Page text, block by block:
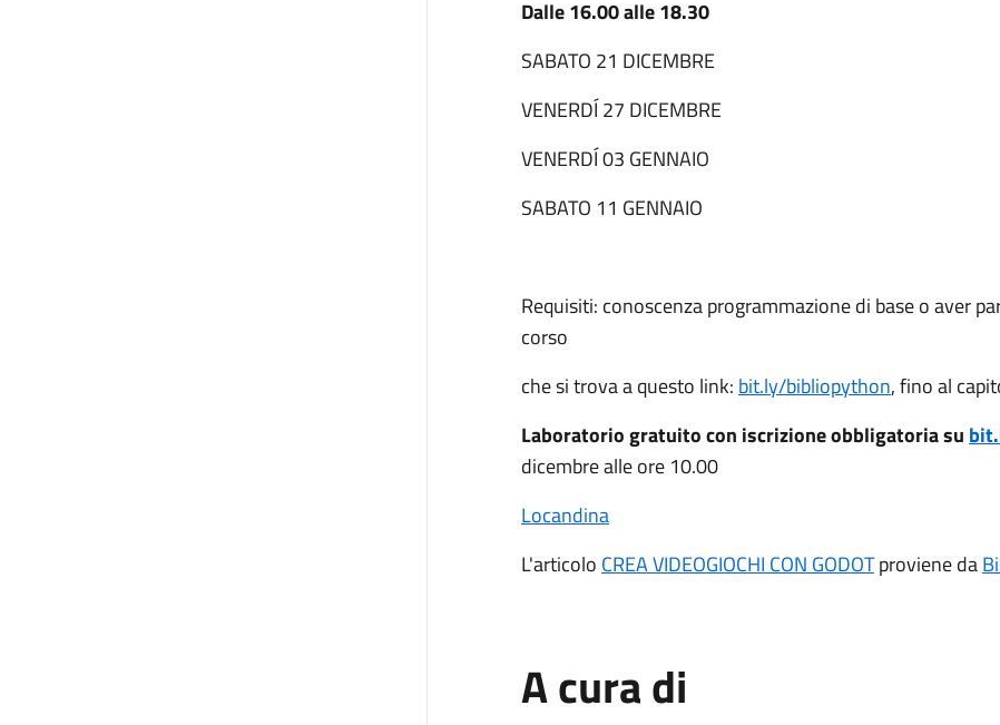
Dalle 16.00 alle 18.30
SABATO 21 DICEMBRE
VENERDÍ 27 DICEMBRE
VENERDÍ 03 GENNAIO
SABATO 11 GENNAIO
Requisiti: conoscenza programmazione di base o aver
corso
che si trova a questo link: bit.ly/bibliopython, fino al
Laboratorio gratuito con iscrizione obbligatoria su
dicembre alle ore 10.00
Locandina
L'articolo CREA VIDEOGIOCHI CON GODOTproviene da
A cura di